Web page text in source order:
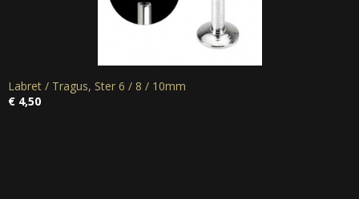
Labret / Tragus, Ster 6 / 8 / 10mm
€ 4,50